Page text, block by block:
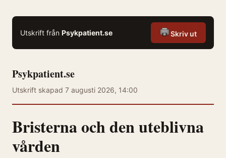
Utskrift från Psykpatient.se Skriv ut
Psykpatient.se
Utskrift skapad 7 augusti 2026, 14:00
Bristerna och den uteblivna
vården